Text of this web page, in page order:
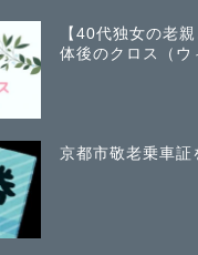
【40代独女の老
体後のクロス（ウ
京都市敬老乗車証